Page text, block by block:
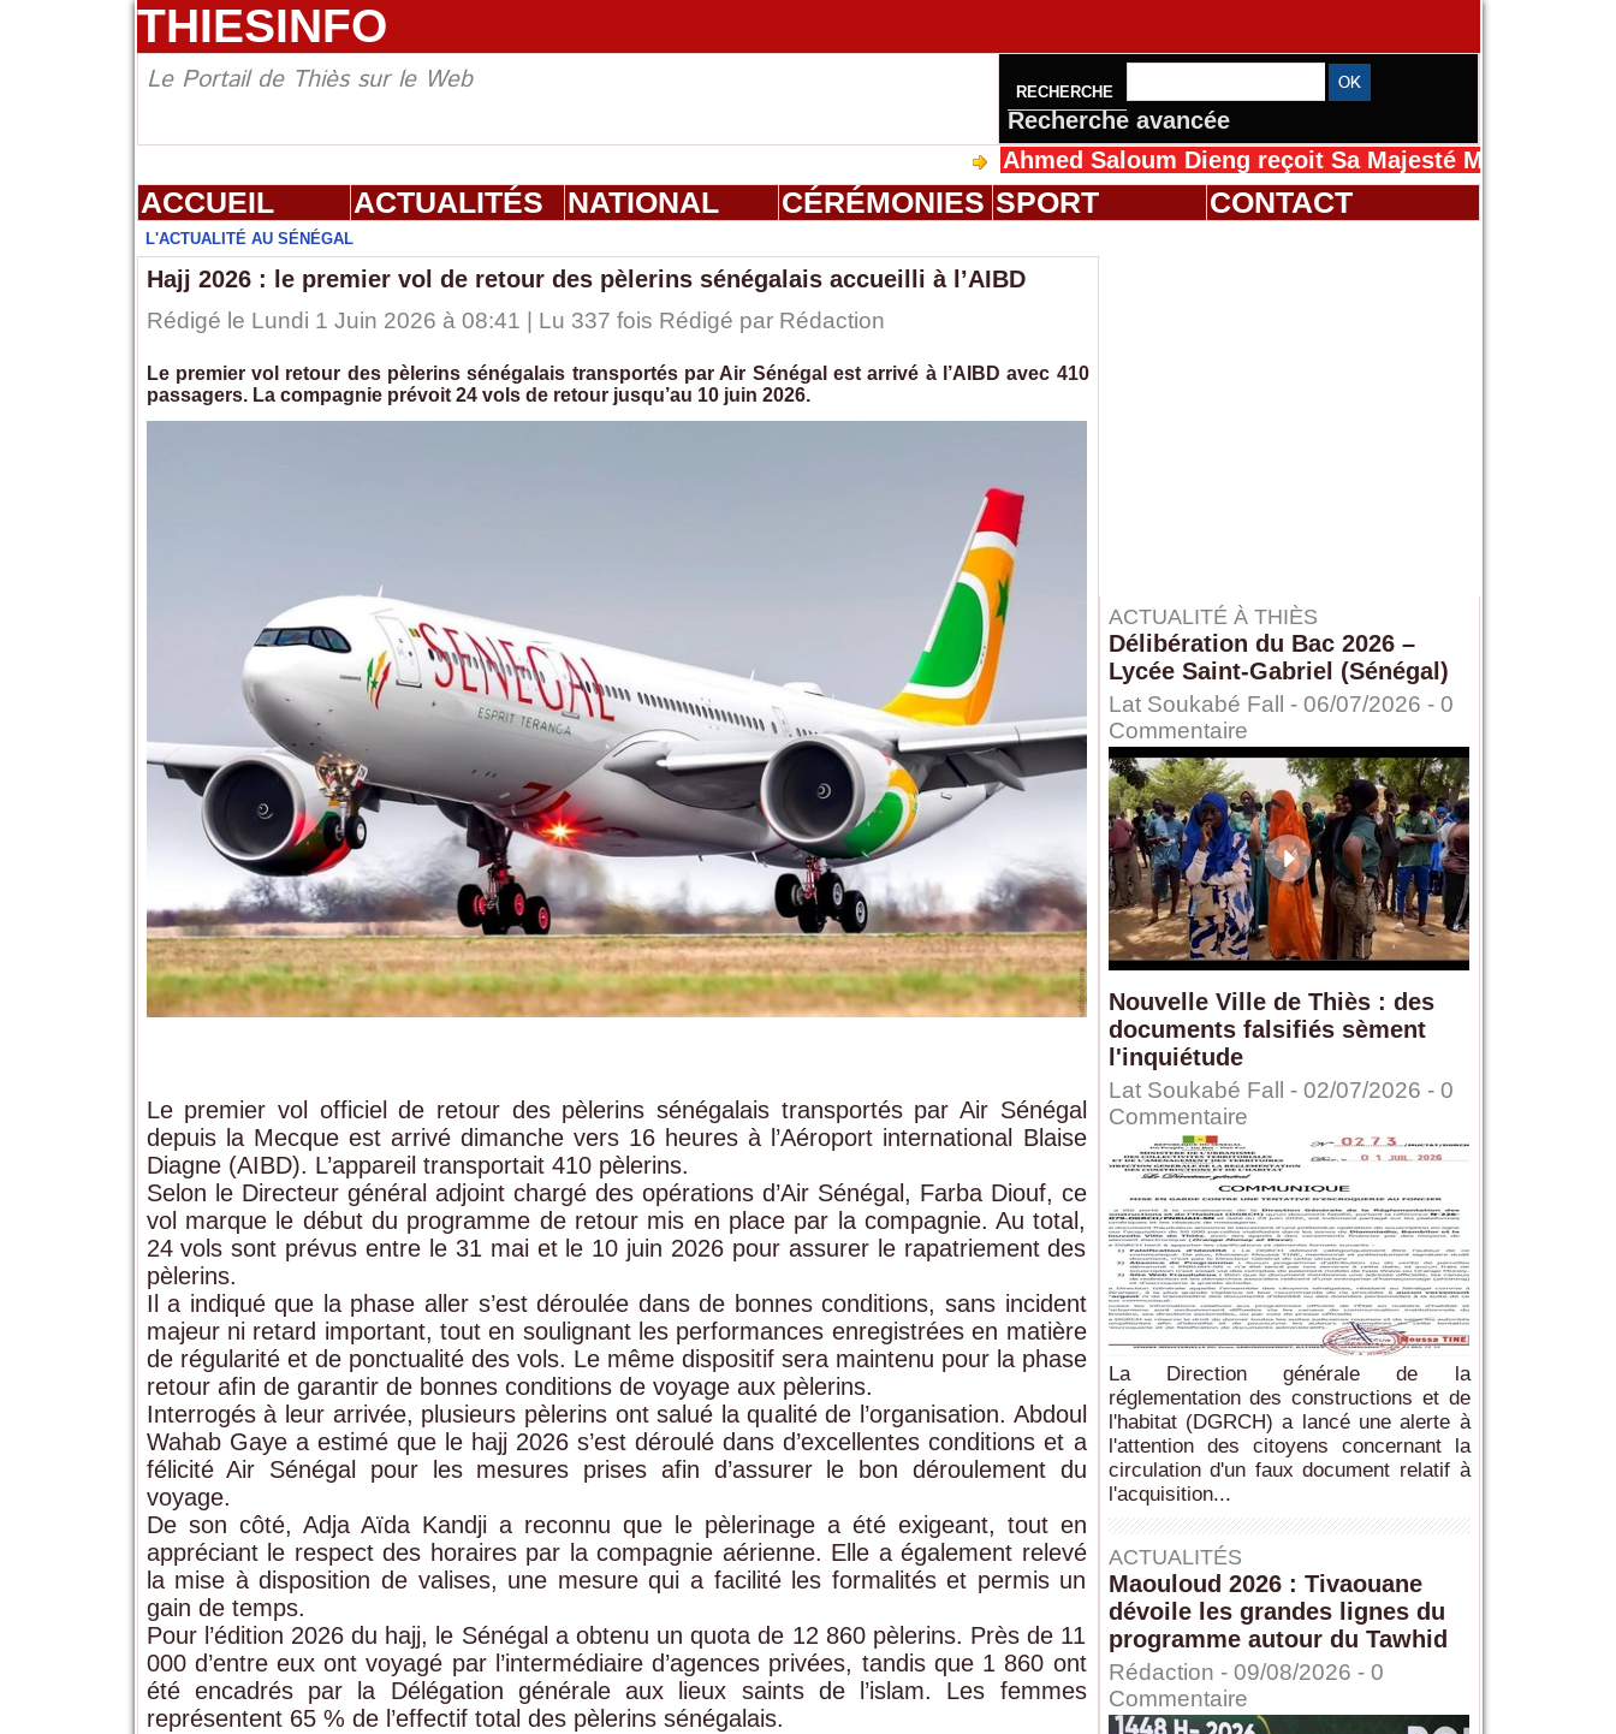
THIESINFO
Le Portail de Thiès sur le Web RECHERCHE
Recherche avancée
Ahmed Saloum Dieng reçoit Sa Majesté Mansah Cissé au
ACCUEIL ACTUALITÉS NATIONAL CÉRÉMONIES SPORT CONTACT
L'ACTUALITÉ AU SÉNÉGAL
Hajj 2026 : le premier vol de retour des pèlerins sénégalais accueilli à l’AIBD
Rédigé le Lundi 1 Juin 2026 à 08:41 | Lu 337 fois Rédigé par Rédaction
Le premier vol retour des pèlerins sénégalais transportés par Air Sénégal est arrivé à l’AIBD avec 410
passagers. La compagnie prévoit 24 vols de retour jusqu’au 10 juin 2026.
Le premier vol officiel de retour des pèlerins sénégalais transportés par Air Sénégal
depuis la Mecque est arrivé dimanche vers 16 heures à l’Aéroport international Blaise
Diagne (AIBD). L’appareil transportait 410 pèlerins.
Selon le Directeur général adjoint chargé des opérations d’Air Sénégal, Farba Diouf, ce
vol marque le début du programme de retour mis en place par la compagnie. Au total,
24 vols sont prévus entre le 31 mai et le 10 juin 2026 pour assurer le rapatriement des
pèlerins.
Il a indiqué que la phase aller s’est déroulée dans de bonnes conditions, sans incident
majeur ni retard important, tout en soulignant les performances enregistrées en matière
de régularité et de ponctualité des vols. Le même dispositif sera maintenu pour la phase
retour afin de garantir de bonnes conditions de voyage aux pèlerins.
Interrogés à leur arrivée, plusieurs pèlerins ont salué la qualité de l’organisation. Abdoul
Wahab Gaye a estimé que le hajj 2026 s’est déroulé dans d’excellentes conditions et a
félicité Air Sénégal pour les mesures prises afin d’assurer le bon déroulement du
voyage.
De son côté, Adja Aïda Kandji a reconnu que le pèlerinage a été exigeant, tout en
appréciant le respect des horaires par la compagnie aérienne. Elle a également relevé
la mise à disposition de valises, une mesure qui a facilité les formalités et permis un
gain de temps.
Pour l’édition 2026 du hajj, le Sénégal a obtenu un quota de 12 860 pèlerins. Près de 11
000 d’entre eux ont voyagé par l’intermédiaire d’agences privées, tandis que 1 860 ont
été encadrés par la Délégation générale aux lieux saints de l’islam. Les femmes
représentent 65 % de l’effectif total des pèlerins sénégalais.
ACTUALITÉ À THIÈS
Délibération du Bac 2026 –
Lycée Saint-Gabriel (Sénégal)
Lat Soukabé Fall - 06/07/2026 - 0
Commentaire
Nouvelle Ville de Thiès : des
documents falsifiés sèment
l'inquiétude
Lat Soukabé Fall - 02/07/2026 - 0
Commentaire
La Direction générale de la
réglementation des constructions et de
l'habitat (DGRCH) a lancé une alerte à
l'attention des citoyens concernant la
circulation d'un faux document relatif à
l'acquisition...
ACTUALITÉS
Maouloud 2026 : Tivaouane
dévoile les grandes lignes du
programme autour du Tawhid
Rédaction - 09/08/2026 - 0
Commentaire